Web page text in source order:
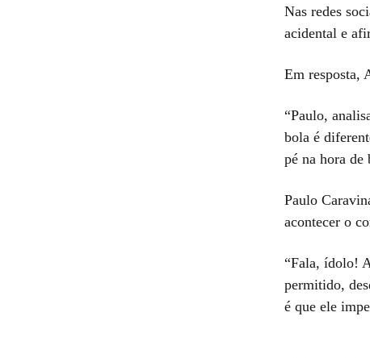
Nas redes
acidental e
Em resposta,
“Paulo,
bola é
pé na hora de
Paulo
acontecer o
“Fala, ídolo!
permitido,
é que ele